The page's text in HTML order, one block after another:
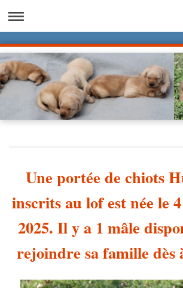
Une portée de chiots
inscrits au lof est née le
2025. Il y a 1 mâle
rejoindre sa famille dès